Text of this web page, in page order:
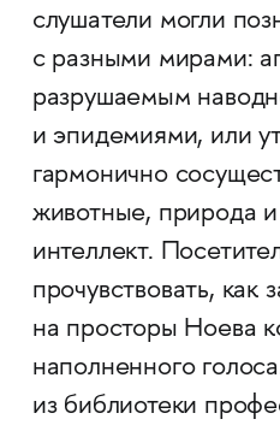
слушатели могли
с разными мирами:
разрушаемым
и эпидемиями, или
гармонично
животные, природа
интеллект.
прочувствовать, как
на просторы Ноева
наполненного
из библиотеки